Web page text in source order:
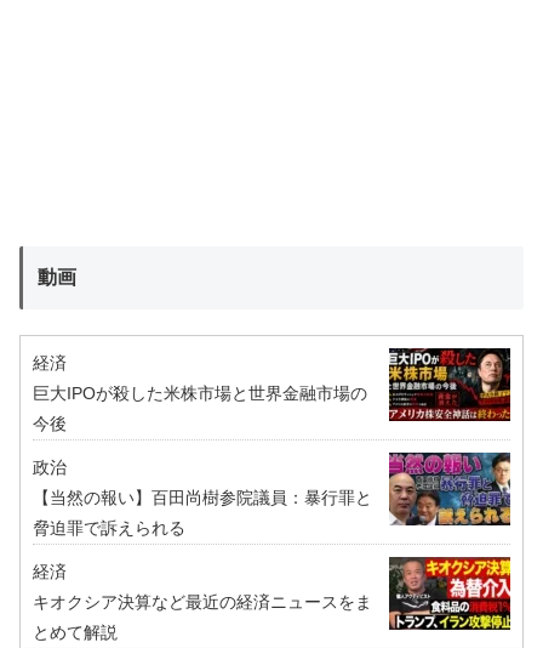
動画
経済
巨大IPOが殺した米株市場と世界金融市場の
今後
政治
【当然の報い】百田尚樹参院議員：暴行罪と
脅迫罪で訴えられる
経済
キオクシア決算など最近の経済ニュースをま
とめて解説